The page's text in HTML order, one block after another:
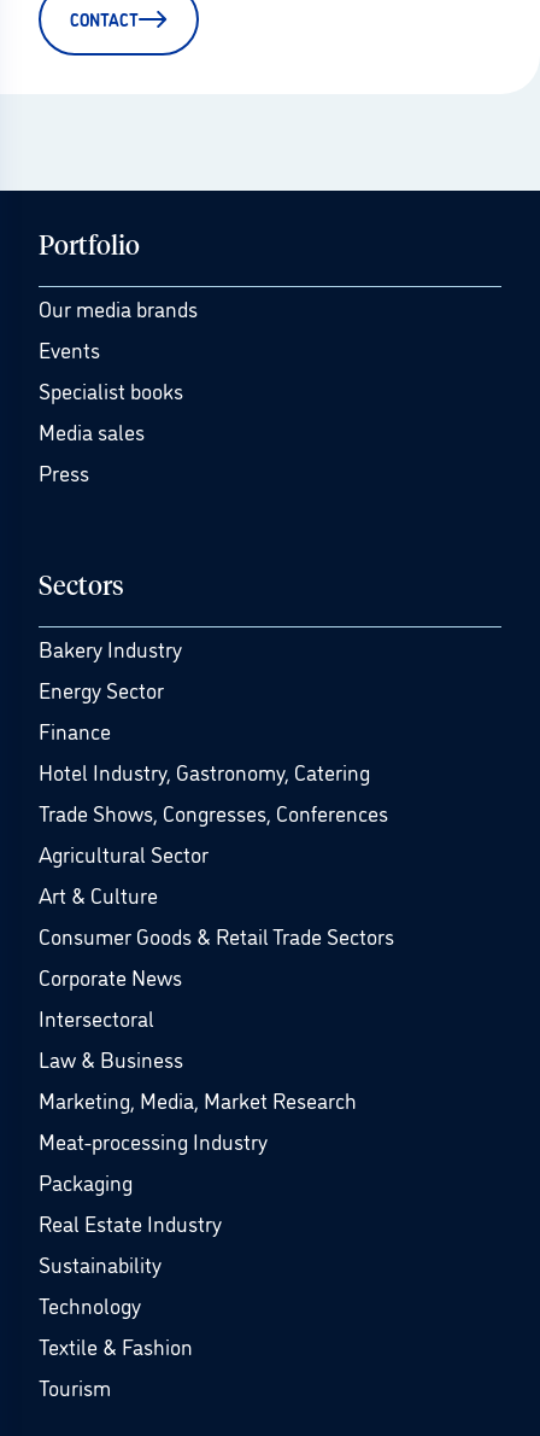
CONTACT
Portfolio
Our media brands
Events
Specialist books
Media sales
Press
Sectors
Bakery Industry
Energy Sector
Finance
Hotel Industry, Gastronomy, Catering
Trade Shows, Congresses, Conferences
Agricultural Sector
Art & Culture
Consumer Goods & Retail Trade Sectors
Corporate News
Intersectoral
Law & Business
Marketing, Media, Market Research
Meat-processing Industry
Packaging
Real Estate Industry
Sustainability
Technology
Textile & Fashion
Tourism